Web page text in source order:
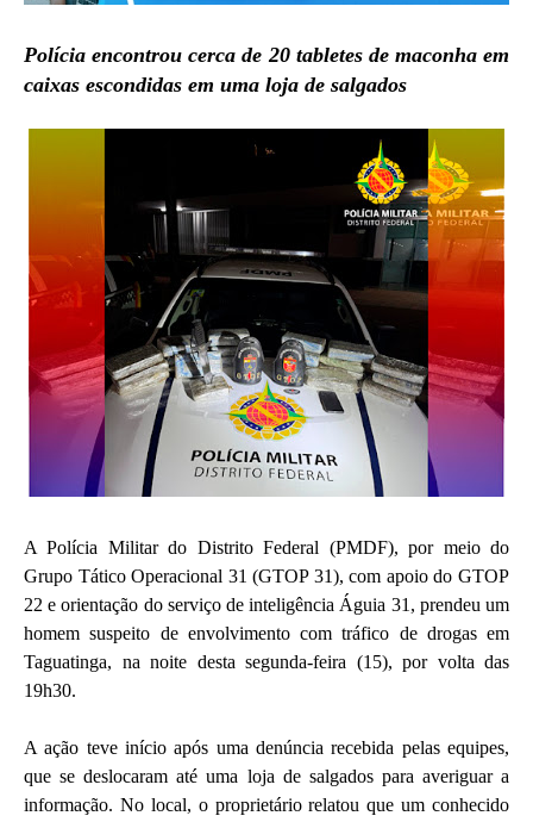
Polícia encontrou cerca de 20 tabletes de maconha em
caixas escondidas em uma loja de salgados
A Polícia Militar do Distrito Federal (PMDF), por meio do
Grupo Tático Operacional 31 (GTOP 31), com apoio do GTOP
22 e orientação do serviço de inteligência Águia 31, prendeu um
homem suspeito de envolvimento com tráfico de drogas em
Taguatinga, na noite desta segunda-feira (15), por volta das
19h30.
A ação teve início após uma denúncia recebida pelas equipes,
que se deslocaram até uma loja de salgados para averiguar a
informação. No local, o proprietário relatou que um conhecido